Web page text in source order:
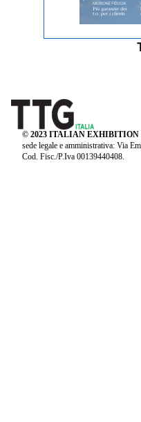
© 2023 ITALIAN EXHIBITION
sede legale e amministrativa: Via
Cod. Fisc./P.Iva 00139440408.